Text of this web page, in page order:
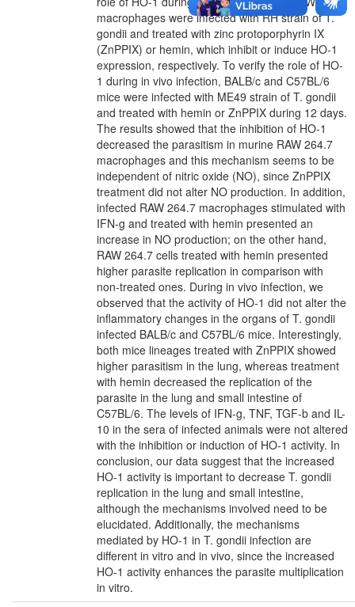
macrophages were infected with RH strain of T.
gondii and treated with zinc protoporphyrin IX
(ZnPPIX) or hemin, which inhibit or induce HO-1
expression, respectively. To verify the role of HO-
1 during in vivo infection, BALB/c and C57BL/6
mice were infected with ME49 strain of T. gondii
and treated with hemin or ZnPPIX during 12 days.
The results showed that the inhibition of HO-1
decreased the parasitism in murine RAW 264.7
macrophages and this mechanism seems to be
independent of nitric oxide (NO), since ZnPPIX
treatment did not alter NO production. In addition,
infected RAW 264.7 macrophages stimulated with
IFN-g and treated with hemin presented an
increase in NO production; on the other hand,
RAW 264.7 cells treated with hemin presented
higher parasite replication in comparison with
non-treated ones. During in vivo infection, we
observed that the activity of HO-1 did not alter the
inflammatory changes in the organs of T. gondii
infected BALB/c and C57BL/6 mice. Interestingly,
both mice lineages treated with ZnPPIX showed
higher parasitism in the lung, whereas treatment
with hemin decreased the replication of the
parasite in the lung and small intestine of
C57BL/6. The levels of IFN-g, TNF, TGF-b and IL-
10 in the sera of infected animals were not altered
with the inhibition or induction of HO-1 activity. In
conclusion, our data suggest that the increased
HO-1 activity is important to decrease T. gondii
replication in the lung and small intestine,
although the mechanisms involved need to be
elucidated. Additionally, the mechanisms
mediated by HO-1 in T. gondii infection are
different in vitro and in vivo, since the increased
HO-1 activity enhances the parasite multiplication
in vitro.